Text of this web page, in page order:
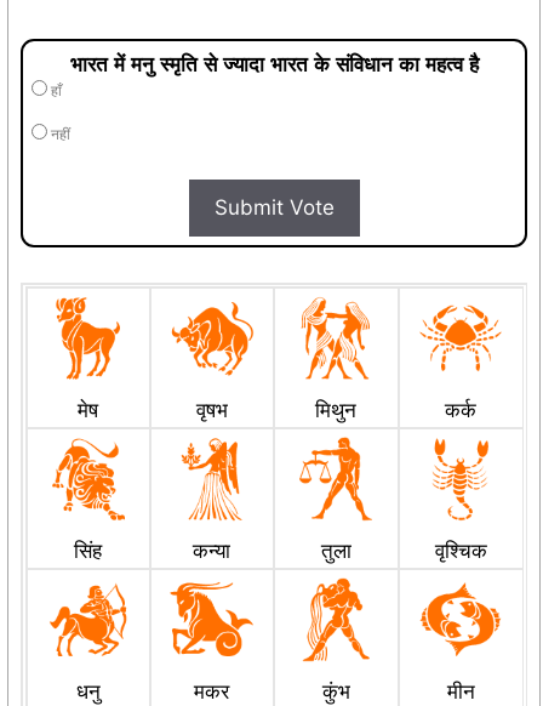
भारत में मनु स्मृति से ज्यादा भारत के संविधान का महत्व है
हाँ
नहीं
Submit Vote
मेष वृषभ मिथुन कर्क
सिंह कन्या तुला वृश्चिक
धनु मकर कुंभ मीन